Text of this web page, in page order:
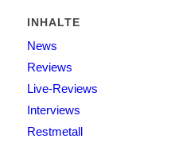
INHALTE
News
Reviews
Live-Reviews
Interviews
Restmetall